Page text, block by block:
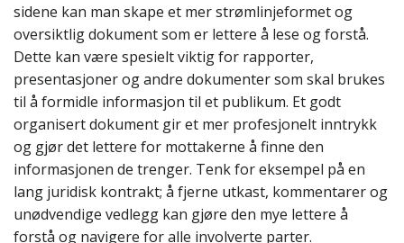
sidene kan man skape et mer strømlinjeformet og
oversiktlig dokument som er lettere å lese og forstå.
Dette kan være spesielt viktig for rapporter,
presentasjoner og andre dokumenter som skal brukes
til å formidle informasjon til et publikum. Et godt
organisert dokument gir et mer profesjonelt inntrykk
og gjør det lettere for mottakerne å finne den
informasjonen de trenger. Tenk for eksempel på en
lang juridisk kontrakt; å fjerne utkast, kommentarer og
unødvendige vedlegg kan gjøre den mye lettere å
forstå og navigere for alle involverte parter.